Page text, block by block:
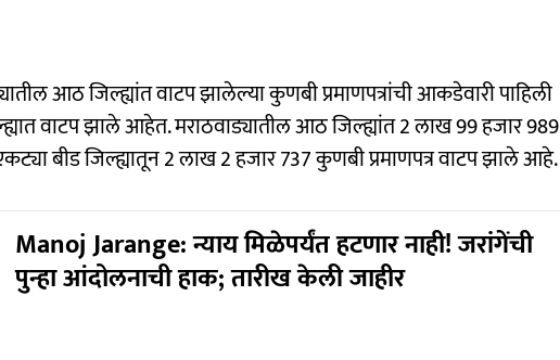
आठ जिल्ह्यांत वाटप झालेल्या कुणबी प्रमाणपत्रांची आकडेवारी पाहिली
वाटप झाले आहेत. मराठवाड्यातील आठ जिल्ह्यांत 2 लाख 99 हजार 989
बीड जिल्ह्यातून 2 लाख 2 हजार 737 कुणबी प्रमाणपत्र वाटप झाले आहे.
Manoj Jarange: न्याय मिळेपर्यंत हटणार नाही! जरांगेंची
पुन्हा आंदोलनाची हाक; तारीख केली जाहीर